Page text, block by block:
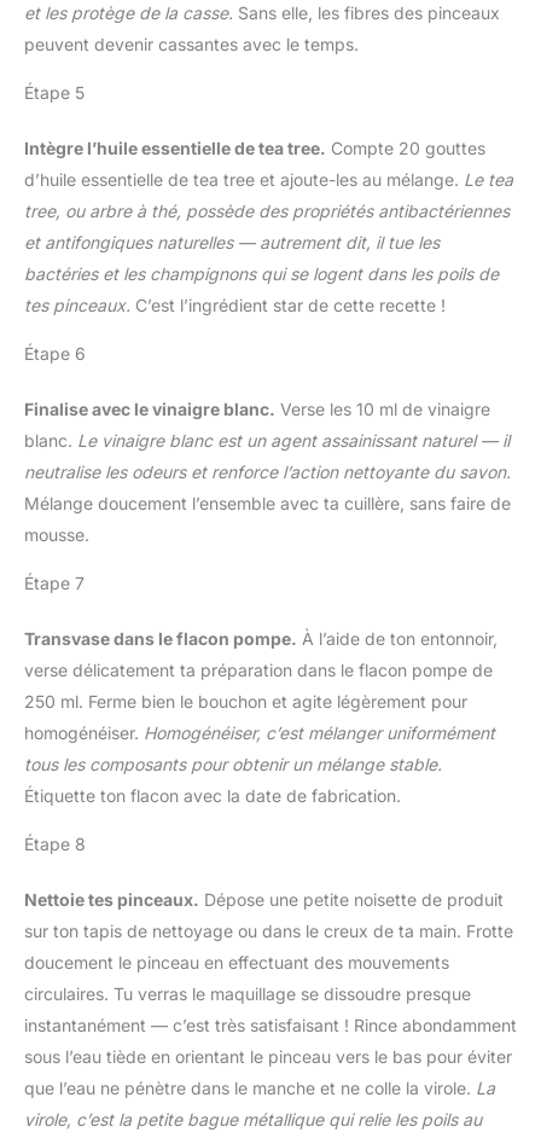
et les protège de la casse. Sans elle, les fibres des pinceaux
peuvent devenir cassantes avec le temps.
Étape 5
Intègre l’huile essentielle de tea tree. Compte 20 gouttes
d’huile essentielle de tea tree et ajoute-les au mélange. Le tea
tree, ou arbre à thé, possède des propriétés antibactériennes
et antifongiques naturelles — autrement dit, il tue les
bactéries et les champignons qui se logent dans les poils de
tes pinceaux. C’est l’ingrédient star de cette recette !
Étape 6
Finalise avec le vinaigre blanc. Verse les 10 ml de vinaigre
blanc. Le vinaigre blanc est un agent assainissant naturel — il
neutralise les odeurs et renforce l’action nettoyante du savon.
Mélange doucement l’ensemble avec ta cuillère, sans faire de
mousse.
Étape 7
Transvase dans le flacon pompe. À l’aide de ton entonnoir,
verse délicatement ta préparation dans le flacon pompe de
250 ml. Ferme bien le bouchon et agite légèrement pour
homogénéiser. Homogénéiser, c’est mélanger uniformément
tous les composants pour obtenir un mélange stable.
Étiquette ton flacon avec la date de fabrication.
Étape 8
Nettoie tes pinceaux. Dépose une petite noisette de produit
sur ton tapis de nettoyage ou dans le creux de ta main. Frotte
doucement le pinceau en effectuant des mouvements
circulaires. Tu verras le maquillage se dissoudre presque
instantanément — c’est très satisfaisant ! Rince abondamment
sous l’eau tiède en orientant le pinceau vers le bas pour éviter
que l’eau ne pénètre dans le manche et ne colle la virole. La
virole, c’est la petite bague métallique qui relie les poils au